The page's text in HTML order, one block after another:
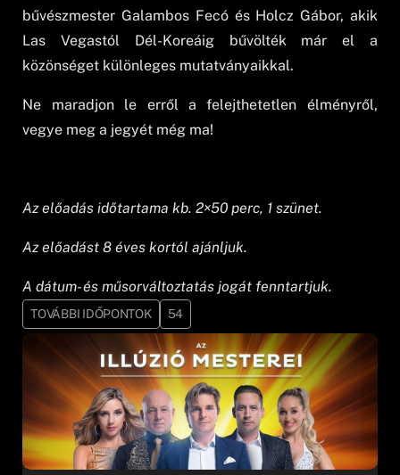
bűvészmester Galambos Fecó és Holcz Gábor, akik
Las Vegastól Dél-Koreáig bűvölték már el a
közönséget különleges mutatványaikkal.
Ne maradjon le erről a felejthetetlen élményről,
vegye meg a jegyét még ma!
Az előadás időtartama kb. 2×50 perc, 1 szünet.
Az előadást 8 éves kortól ajánljuk.
A dátum- és műsorváltoztatás jogát fenntartjuk.
TOVÁBBI IDŐPONTOK 54